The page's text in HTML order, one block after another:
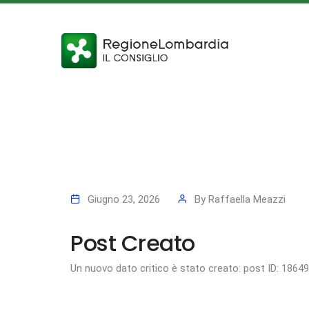
Giugno 23, 2026 By Raffaella Meazzi
Post Creato
Un nuovo dato critico è stato creato: post ID: